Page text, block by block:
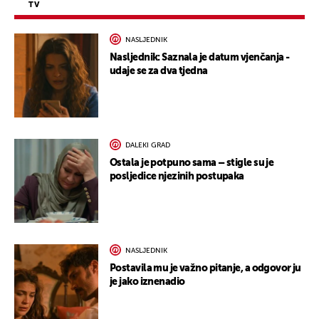
TV
NASLJEDNIK
Nasljednik: Saznala je datum vjenčanja -
udaje se za dva tjedna
DALEKI GRAD
Ostala je potpuno sama – stigle su je
posljedice njezinih postupaka
NASLJEDNIK
Postavila mu je važno pitanje, a odgovor ju
je jako iznenadio